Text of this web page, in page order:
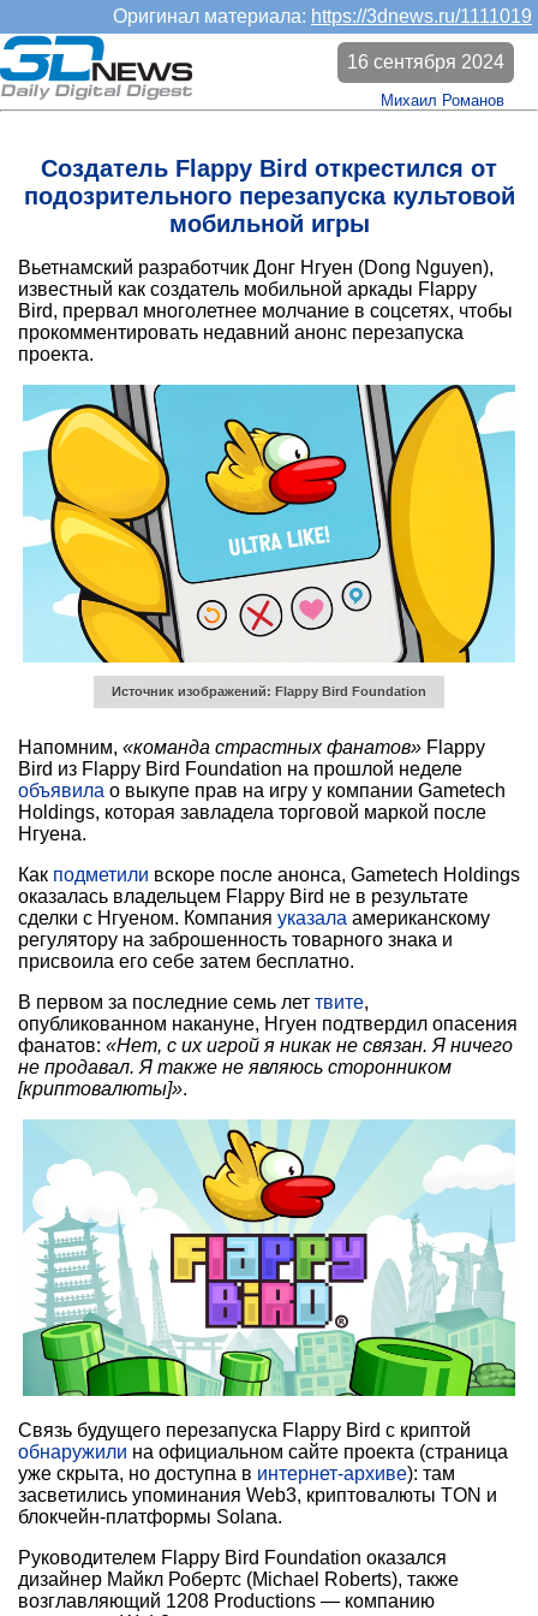
Оригинал материала: https://3dnews.ru/1111019
Создатель Flappy Bird открестился от
подозрительного перезапуска культовой
мобильной игры
16 сентября 2024
Михаил Романов
Вьетнамский разработчик Донг Нгуен (Dong Nguyen),
известный как создатель мобильной аркады Flappy
Bird, прервал многолетнее молчание в соцсетях, чтобы
прокомментировать недавний анонс перезапуска
проекта.
Источник изображений: Flappy Bird Foundation
Напомним, «команда страстных фанатов» Flappy
Bird из Flappy Bird Foundation на прошлой неделе
объявила о выкупе прав на игру у компании Gametech
Holdings, которая завладела торговой маркой после
Нгуена.
Как подметили вскоре после анонса, Gametech Holdings
оказалась владельцем Flappy Bird не в результате
сделки с Нгуеном. Компания указала американскому
регулятору на заброшенность товарного знака и
присвоила его себе затем бесплатно.
В первом за последние семь лет твите,
опубликованном накануне, Нгуен подтвердил опасения
фанатов: «Нет, с их игрой я никак не связан. Я ничего
не продавал. Я также не являюсь сторонником
[криптовалюты]».
Связь будущего перезапуска Flappy Bird с криптой
обнаружили на официальном сайте проекта (страница
уже скрыта, но доступна в интернет-архиве): там
засветились упоминания Web3, криптовалюты TON и
блокчейн-платформы Solana.
Руководителем Flappy Bird Foundation оказался
дизайнер Майкл Робертс (Michael Roberts), также
возглавляющий 1208 Productions — компанию